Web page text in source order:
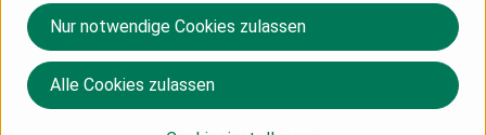
schonend weiterverarbeitet. Über 50 Prozent der
produzierten Produkte haben zudem Demeter-Qualität.
Ebenfalls wichtig sind dem Unternehmen reduzierte
Verpackungsmaterialien sowie besondere, langlebige
Nur notwendige Cookies zulassen
Alle Cookies zulassen